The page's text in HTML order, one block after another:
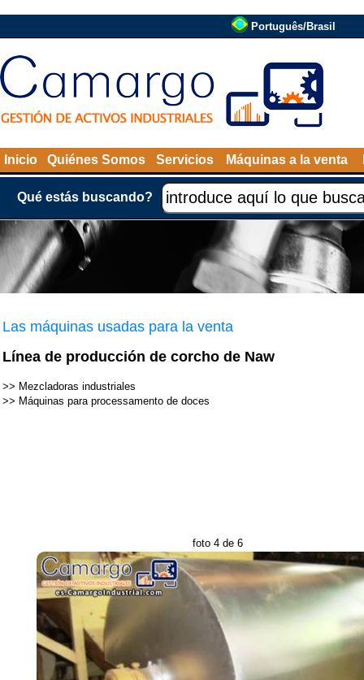
Português/Brasil
Inicio Quiénes Somos Servicios Máquinas a la venta
Qué estás buscando?
Las máquinas usadas para la venta
Línea de producción de corcho de Naw
>> Mezcladoras industriales
>> Máquinas para processamento de doces
foto 4 de 6